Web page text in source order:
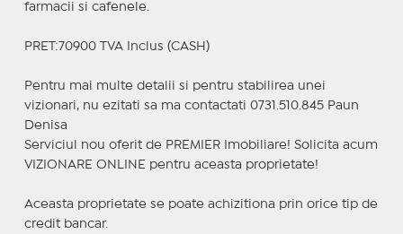
farmacii si cafenele.
PRET:70900 TVA Inclus (CASH)
Pentru mai multe detalii si pentru stabilirea unei
vizionari, nu ezitati sa ma contactati 0731.510.845 Paun
Denisa
Serviciul nou oferit de PREMIER Imobiliare! Solicita acum
VIZIONARE ONLINE pentru aceasta proprietate!
Aceasta proprietate se poate achizitiona prin orice tip de
credit bancar.